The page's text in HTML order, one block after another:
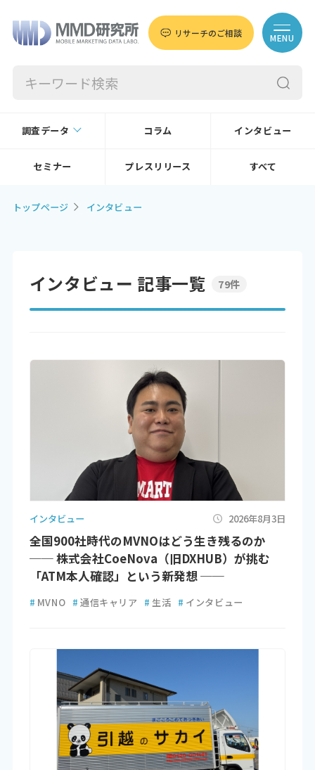
リサーチのご相談 MENU
調査データ コラム インタビュー
セミナー プレスリリース すべて
トップページ インタビュー
インタビュー 記事一覧 79件
インタビュー 2026年8月3日
全国900社時代のMVNOはどう生き残るのか
── 株式会社CoeNova（旧DXHUB）が挑む
「ATM本人確認」という新発想 ──
# MVNO # 通信キャリア # 生活 # インタビュー